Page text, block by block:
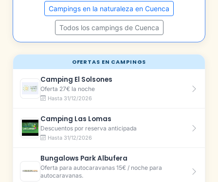
OFERTAS EN CAMPINGS
Camping El Solsones
Oferta 27€ la noche
Hasta 31/12/2026
Camping Las Lomas
Descuentos por reserva anticipada
Hasta 31/12/2026
Bungalows Park Albufera
Oferta para autocaravanas 15€ / noche para
autocaravanas.
Campings en la naturaleza en Cuenca
Todos los campings de Cuenca